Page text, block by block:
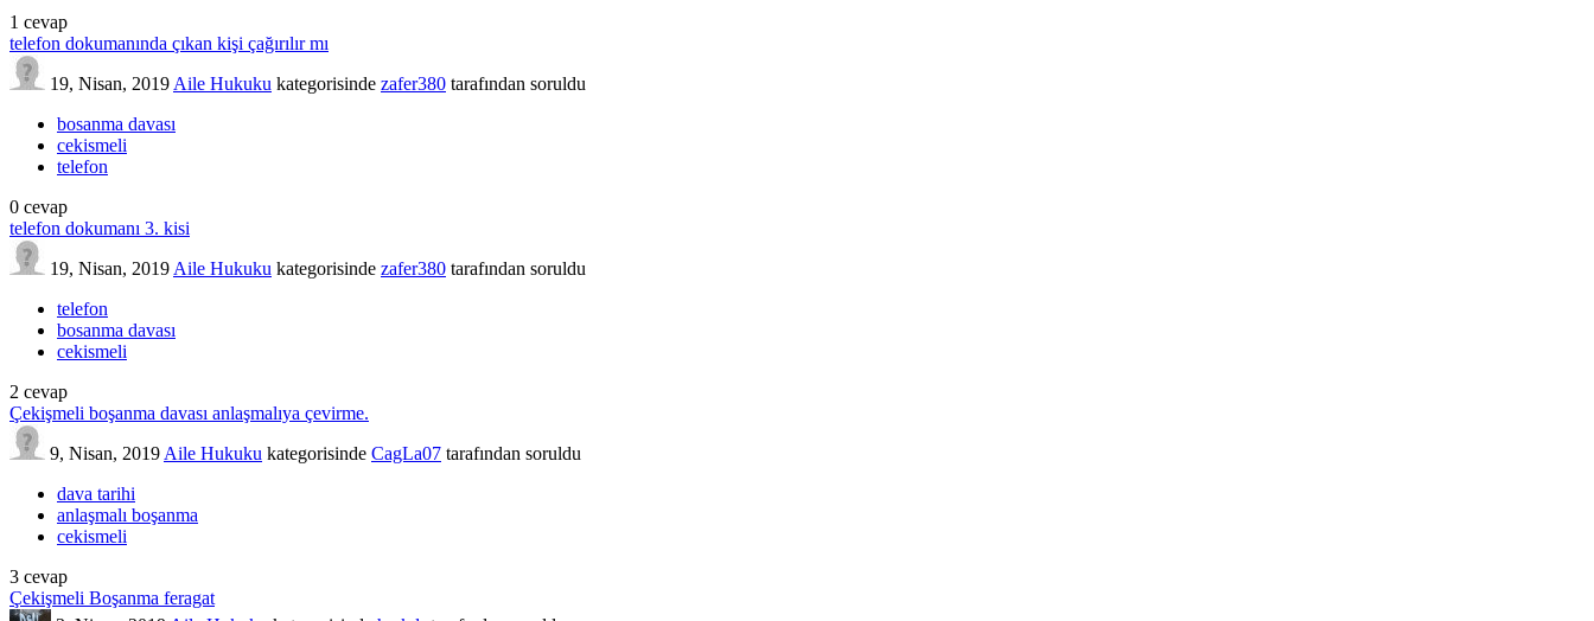
1 cevap
telefon dokumanında çıkan kişi çağırılır mı
19, Nisan, 2019 Aile Hukuku kategorisinde zafer380 tarafından soruldu
bosanma davası
cekismeli
telefon
0 cevap
telefon dokumanı 3. kisi
19, Nisan, 2019 Aile Hukuku kategorisinde zafer380 tarafından soruldu
telefon
bosanma davası
cekismeli
2 cevap
Çekişmeli boşanma davası anlaşmalıya çevirme.
9, Nisan, 2019 Aile Hukuku kategorisinde CagLa07 tarafından soruldu
dava tarihi
anlaşmalı boşanma
cekismeli
3 cevap
Çekişmeli Boşanma feragat